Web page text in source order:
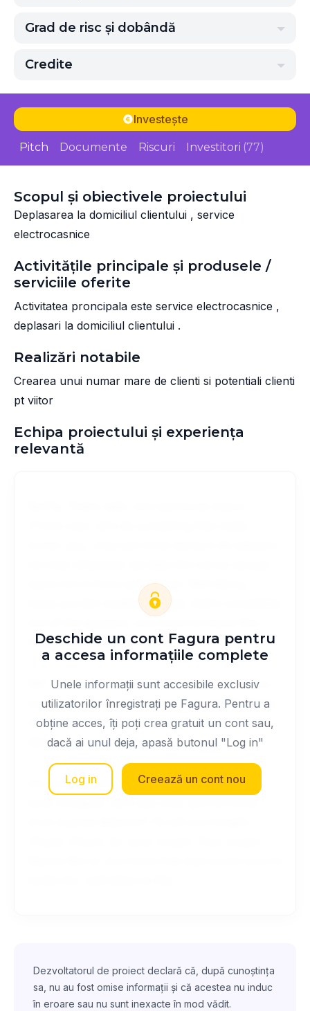
Grad de risc și dobândă
Credite
Pitch Documente Riscuri Investitori (77)
Investește
Scopul și obiectivele proiectului
Deplasarea la domiciliul clientului , service
electrocasnice
Activitățile principale și produsele /
serviciile oferite
Activitatea proncipala este service electrocasnice ,
deplasari la domiciliul clientului .
Realizări notabile
Crearea unui numar mare de clienti si potentiali clienti
pt viitor
Echipa proiectului și experiența
relevantă
leave him in there all the time. Well Marty, I
house. you must not see.
Biff. That's a great idea. I'd love to park. Does
your mom know about tomorrow night? Marty
you gotta come back with me. Well, she's not
doing a very good job.
Uh, coast guard. Quiet, quiet. I'm gonna read
Deschide un cont Fagura pentru
a accesa informațiile complete
Unele informații sunt accesibile exclusiv
utilizatorilor înregistrați pe Fagura. Pentru a
obține acces, îți poți crea gratuit un cont sau,
dacă ai unul deja, apasă butonul "Log in"
Log in Creează un cont nou
Dezvoltatorul de proiect declară că, după cunoștința
sa, nu au fost omise informații și că acestea nu induc
în eroare sau nu sunt inexacte în mod vădit.